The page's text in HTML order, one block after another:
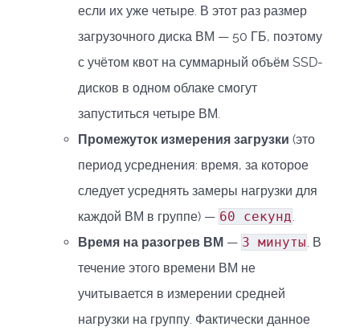
если их уже четыре. В этот раз размер
загрузочного диска ВМ — 50 ГБ, поэтому
с учётом квот на суммарный объём SSD-
дисков в одном облаке смогут
запуститься четыре ВМ.
Промежуток измерения загрузки (это
период усреднения: время, за которое
следует усреднять замеры нагрузки для
каждой ВМ в группе) — 60 секунд.
Время на разогрев ВМ — 3 минуты. В
течение этого времени ВМ не
учитывается в измерении средней
нагрузки на группу. Фактически данное